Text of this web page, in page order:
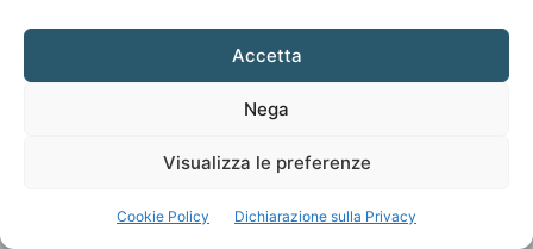
Accetta
Nega
Visualizza le preferenze
Cookie Policy Dichiarazione sulla Privacy